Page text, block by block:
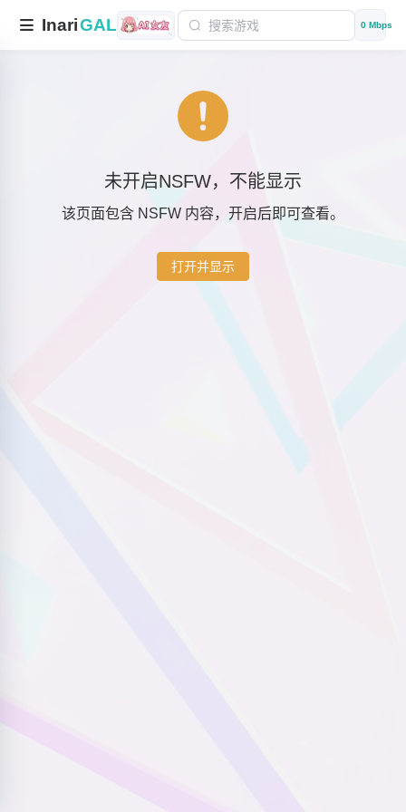
InariGAL 0 Mbps
未开启NSFW，不能显示
该页面包含 NSFW 内容，开启后即可查看。
打开并显示